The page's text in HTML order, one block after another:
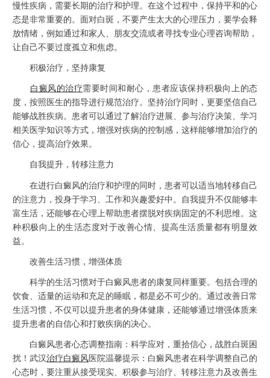
慢性疾病，需要长期的治疗和护理。在这个过程中，保持平和的心
态是非常重要的。面对白斑，不要产生太大的心理压力，要学会释
放情绪，例如通过和家人、朋友交流或者寻找专业心理咨询帮助，
让自己不要过度孤立和焦虑。
积极治疗，坚持康复
白癜风的治疗需要时间和耐心，患者应该保持积极向上的态
度，按照医生的指导进行规范治疗。坚持治疗同时，更要坚信自己
能够战胜疾病。患者可以通过了解治疗进展、参与治疗决策、学习
相关医学知识等方式，增强对疾病的控制感，这样能够增加治疗的
信心，提高治疗效果。
自我提升，转移注意力
在进行白癜风的治疗和护理的同时，患者可以适当地转移自己
的注意力，投身于学习、工作和兴趣爱好中。自我提升不仅能够丰
富生活，还能够在心理上帮助患者摆脱对疾病固定的不利思维。这
种积极向上的生活态度对于改善心情、提高生活质量都有明显效
益。
改善生活习惯，增强体质
科学的生活习惯对于白癜风患者的康复同样重要。包括合理的
饮食、适量的运动和充足的睡眠，都是必不可少的。通过改善日常
生活习惯，不仅可以提升患者的身体健康，还能够通过增强体质来
提升患者的自信心和打败疾病的决心。
白癜风患者心态调整指南：科学应对，重拾信心，战胜白斑困
扰！武汉治疗白癜风 医院温馨提示：白癜风患者在科学调整自己的
心态时，要注重从接受现实、积极参与治疗、转移注意力及改善生